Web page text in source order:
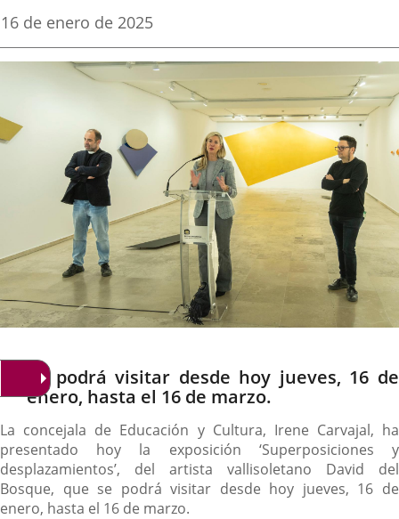
aplicación
externa.
aplicación
externa.
Fecha
la
16 de enero de 2025
Descripción
Se podrá visitar desde hoy jueves, 16 de
enero, hasta el 16 de marzo.
La concejala de Educación y Cultura, Irene Carvajal, ha
presentado hoy la exposición ‘Superposiciones y
desplazamientos’, del artista vallisoletano David del
Bosque, que se podrá visitar desde hoy jueves, 16 de
enero, hasta el 16 de marzo.